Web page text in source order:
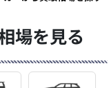
場を見る